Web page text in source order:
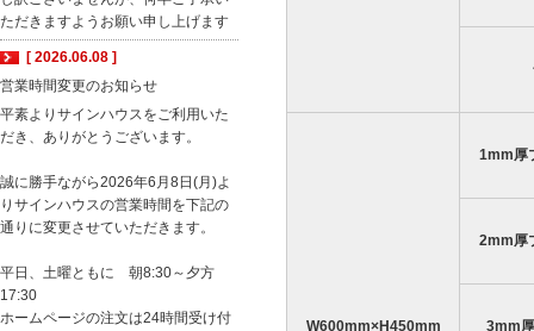
W600mm×H450mm
1mm厚
2mm厚
3mm
ただきますようお願い申し上げます
[ 2026.06.08 ]
営業時間変更のお知らせ
平素よりサインハウスをご利用いた
だき、ありがとうございます。
誠に勝手ながら2026年6月8日(月)よ
りサインハウスの営業時間を下記の
通りに変更させていただきます。
平日、土曜ともに 朝8:30～夕方
17:30
ホームページの注文は24時間受け付